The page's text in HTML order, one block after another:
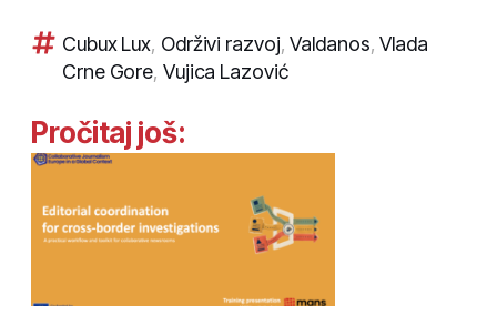
Cubux Lux, Održivi razvoj,Valdanos,Vlada
Crne Gore, Vujica Lazović
Pročitaj još: